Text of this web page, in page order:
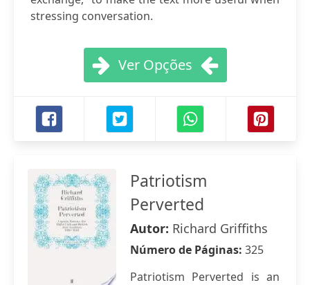
stressing conversation.
Ver Opções
Patriotism
Perverted
Autor: Richard Griffiths
Número de Páginas: 325
Patriotism Perverted is an